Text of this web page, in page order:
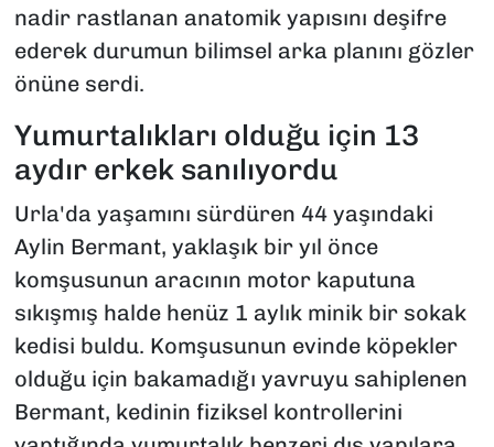
nadir rastlanan anatomik yapısını deşifre
ederek durumun bilimsel arka planını gözler
önüne serdi.
Yumurtalıkları olduğu için 13
aydır erkek sanılıyordu
Urla'da yaşamını sürdüren 44 yaşındaki
Aylin Bermant, yaklaşık bir yıl önce
komşusunun aracının motor kaputuna
sıkışmış halde henüz 1 aylık minik bir sokak
kedisi buldu. Komşusunun evinde köpekler
olduğu için bakamadığı yavruyu sahiplenen
Bermant, kedinin fiziksel kontrollerini